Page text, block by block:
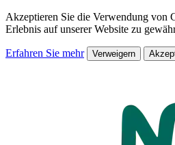
Akzeptieren Sie die Verwendung von
Erlebnis auf unserer Website zu
Erfahren Sie mehr Verweigern